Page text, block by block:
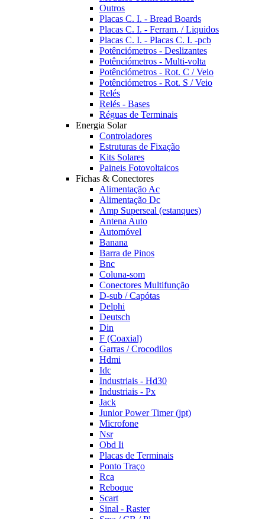
Outros
Placas C. I. - Bread Boards
Placas C. I. - Ferram. / Liquidos
Placas C. I. - Placas C. I. -pcb
Potênciómetros - Deslizantes
Potênciómetros - Multi-volta
Potênciómetros - Rot. C / Veio
Potênciómetros - Rot. S / Veio
Relés
Relés - Bases
Réguas de Terminais
Energia Solar
Controladores
Estruturas de Fixação
Kits Solares
Paineis Fotovoltaicos
Fichas & Conectores
Alimentação Ac
Alimentação Dc
Amp Superseal (estanques)
Antena Auto
Automóvel
Banana
Barra de Pinos
Bnc
Coluna-som
Conectores Multifunção
D-sub / Capótas
Delphi
Deutsch
Din
F (Coaxial)
Garras / Crocodilos
Hdmi
Idc
Industriais - Hd30
Industriais - Px
Jack
Junior Power Timer (jpt)
Microfone
Nsr
Obd Ii
Placas de Terminais
Ponto Traço
Rca
Reboque
Scart
Sinal - Raster